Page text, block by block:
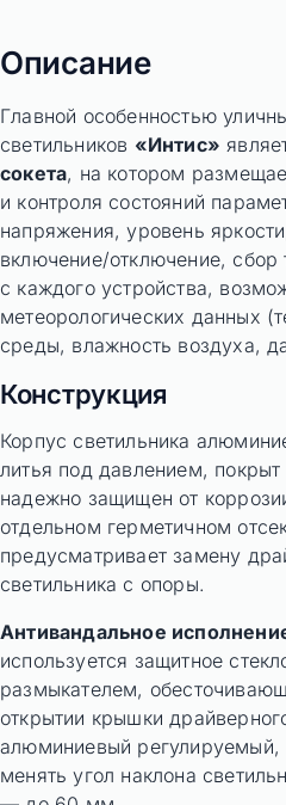
Описание
Главной особенностью
светильников «Интис»
сокета, на котором
и контроля состояний
напряжения, уровень
включение/отключение, сбор
с каждого устройства,
метеорологических данных
среды, влажность воздуха,
Конструкция
Корпус светильника
литья под давлением,
надежно защищен от
отдельном герметичном
предусматривает замену
светильника с опоры.
Антивандальное
используется защитное
размыкателем,
открытии крышки
алюминиевый
менять угол наклона